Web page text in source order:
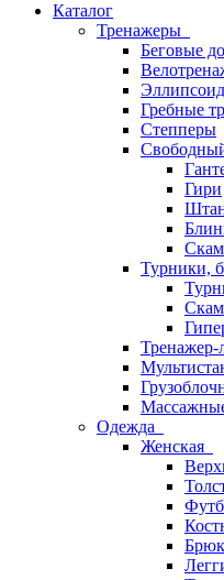
Каталог
Тренажеры
Беговые
Гребные
Степперы
Гири
Турники,
Тренажер-
Одежда
Женская